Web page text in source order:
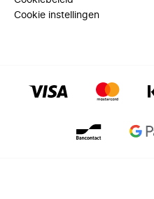
Cookie instellingen